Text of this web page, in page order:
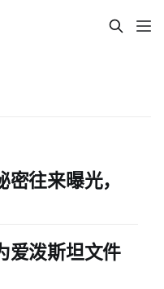
往来曝光，
爱泼斯坦文件